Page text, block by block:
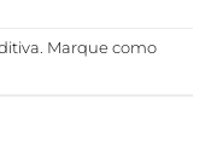
. Marque como